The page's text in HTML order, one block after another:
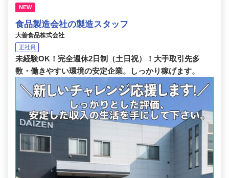
NEW
食品製造会社の製造スタッフ
大善食品株式会社
正社員
未経験OK！完全週休2日制（土日祝）！大手取引先多
数・働きやすい環境の安定企業。しっかり稼げます。